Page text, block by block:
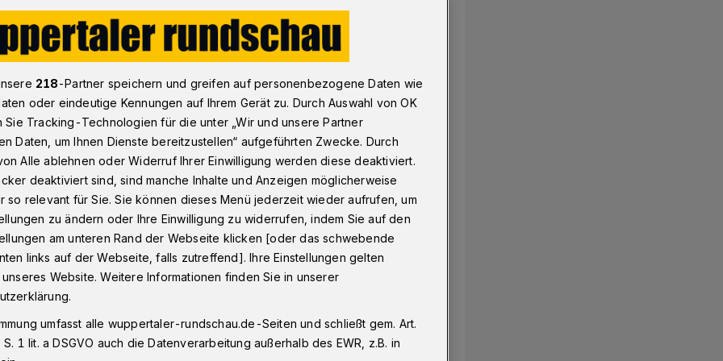
Wuppertal: Filmaktion „Mission: complete“
30-Jährigen Bestehens ruft das
großen Filmaktion für alle jungen
auf. Sie drehen einminütige Filme
sie gemeistert haben.
218-Partner speichern und greifen auf personenbezogene Daten wie
oder eindeutige Kennungen auf Ihrem Gerät zu. Durch Auswahl von OK
Sie Tracking-Technologien für die unter „Wir und unsere Partner
Daten, um Ihnen Dienste bereitzustellen“ aufgeführten Zwecke. Durch
Alle ablehnen oder Widerruf Ihrer Einwilligung werden diese deaktiviert.
deaktiviert sind, sind manche Inhalte und Anzeigen möglicherweise
so relevant für Sie. Sie können dieses Menü jederzeit wieder aufrufen, um
zu ändern oder Ihre Einwilligung zu widerrufen, indem Sie auf den
am unteren Rand der Webseite klicken [oder das schwebende
links auf der Webseite, falls zutreffend]. Ihre Einstellungen gelten
Website. Weitere Informationen finden Sie in unserer
umfasst alle wuppertaler-rundschau.de-Seiten und schließt gem. Art.
1 lit. a DSGVO auch die Datenverarbeitung außerhalb des EWR, z.B. in